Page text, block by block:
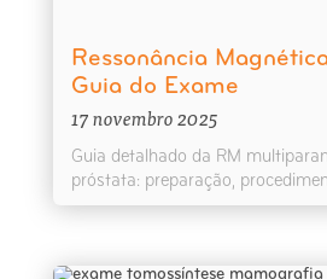
Ressonância
Guia do Exame
17 novembro 2025
Guia detalhado da RM
próstata: preparação,